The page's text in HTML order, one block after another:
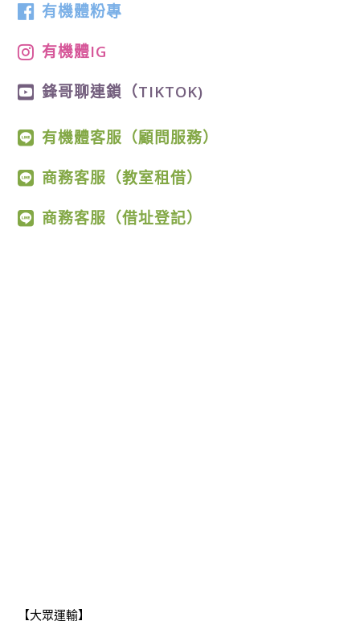
有機體粉專
有機體IG
鋒哥聊連鎖（TIKTOK)
有機體客服（顧問服務）
商務客服（教室租借）
商務客服（借址登記）
【大眾運輸】